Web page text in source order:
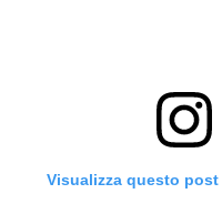
Visualizza questo